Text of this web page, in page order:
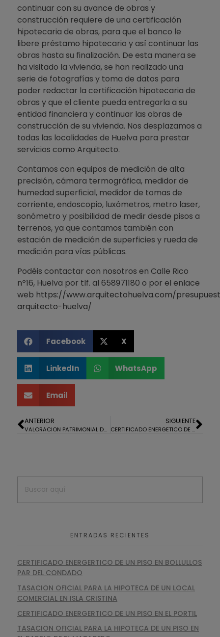
continuar con su avance de obras y
construcción requiere de una certificación
hipotecaria de obras, para que el banco le
libere préstamo hipotecario y así continuar las
obras hasta su finalización. De esta manera se
ha visitado la vivienda, se han realizado una
serie de fotografías y toma de datos para
poder redactar la certificación hipotecaria de
obras y que el cliente pueda entregarla a su
entidad financiera y continuar las obras de
construcción de su vivienda. Nos desplazamos a
todas las localidades de Huelva para prestar
servicios como Arquitecto.
Contamos con equipos de medición de alta
precisión, cámara termográfica, medidor de
humedad superficial, medidor de tomas de
corriente, endoscopio, luxómetros, metro laser,
sonómetro y posibilidad de medir desde pisos a
terrenos, ya que contamos también con
estación de medición de superficies y rueda de
medición para vías públicas.
Podéis contactar con nosotros en Calle Rico
nº16, Huelva por tlf. al 658971180 o por el enlace
web https://www.arquitectohuelva.com/
arquitecto-huelva/
Facebook X
LinkedIn WhatsApp
Email
ANTERIOR
VALORACION PATRIMONIAL DE UN PISO EN ISLA CHICA
SIGUIENTE
CERTIFICADO ENERGETICO DE UN EDIFICIO ASISTENCIAL EN CIUDAD REAL
ENTRADAS RECIENTES
CERTIFICADO ENERGERTICO DE UN PISO EN BOLLULLOS
PAR DEL CONDADO
TASACION OFICIAL PARA LA HIPOTECA DE UN LOCAL
COMERCIAL EN ISLA CRISTINA
CERTIFICADO ENERGERTICO DE UN PISO EN EL PORTIL
TASACION OFICIAL PARA LA HIPOTECA DE UN PISO EN